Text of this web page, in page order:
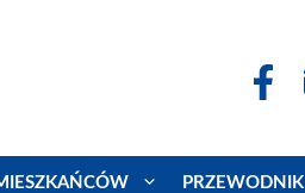
PRZEWODNIK